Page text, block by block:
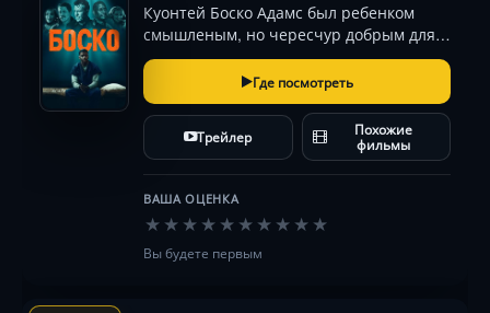
Куонтей Боско Адамс был ребенком
смышленым, но чересчур добрым для
той среды, где он родился. Отец, желая
хоть как-то подготовить сына к жесткой
реальности, учил его выживанию на
улице. Судьба же подкинула Боско
более се…
Где посмотреть
Трейлер Похожие
фильмы
ВАША ОЦЕНКА
★ ★ ★ ★ ★ ★ ★ ★ ★ ★
Вы будете первым